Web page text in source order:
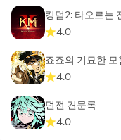
킹덤2: 타오르는
4.0
죠죠의 기묘한 모
4.0
던전 견문록
4.0